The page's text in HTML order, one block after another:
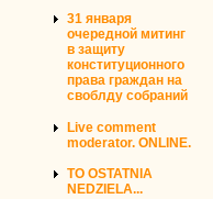
31 января
очередной митинг
в защиту
конституционного
права граждан на
своблду собраний
Live comment
moderator. ONLINE.
TO OSTATNIA
NEDZIELA...